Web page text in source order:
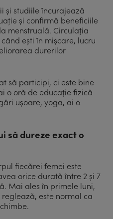
și studiile încurajează
și confirmă beneficiile
menstruală. Circulația
ești în mișcare, lucru
durerilor
să participi, ci este bine
o oră de educație fizică
ușoare, yoga, ai o
să dureze exact o
fiecărei femei este
orice durată între 2 și 7
Mai ales în primele luni,
este normal ca